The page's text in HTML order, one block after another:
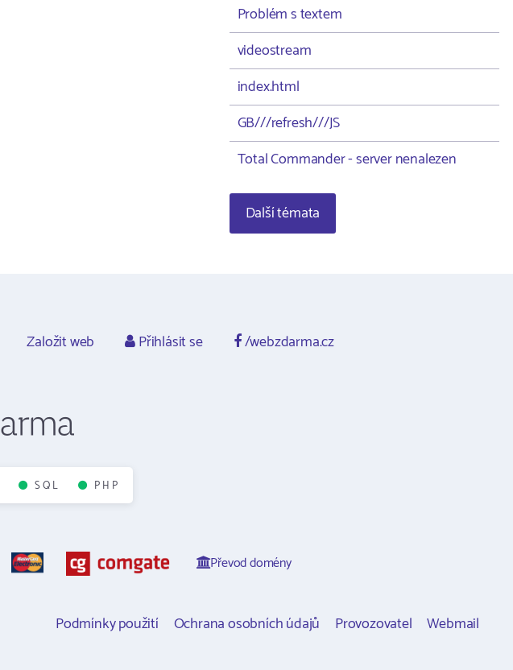
Problém s textem
videostream
index.html
GB///refresh///JS
Total Commander - server nenalezen
Další témata
Založit web Přihlásit se /webzdarma.cz
SQL PHP
Převod domény
Podmínky použití Ochrana osobních údajů Provozovatel Webmail